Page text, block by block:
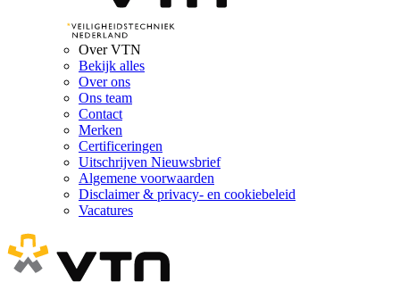
Over VTN
Bekijk alles
Over ons
Ons team
Contact
Merken
Certificeringen
Uitschrijven Nieuwsbrief
Algemene voorwaarden
Disclaimer & privacy- en cookiebeleid
Vacatures